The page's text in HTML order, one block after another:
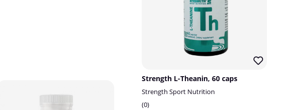
Strength L-Theanin, 60 caps
Strength Sport Nutrition
0